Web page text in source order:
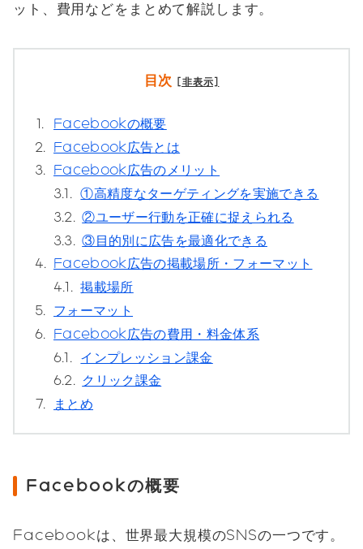
ット、費用などをまとめて解説します。
目次 [非表示]
1.
Facebookの概要
2.
Facebook広告とは
3.
Facebook広告のメリット
3.1.
①高精度なターゲティングを実施できる
3.2. ②ユーザー行動を正確に捉えられる
3.3. ③目的別に広告を最適化できる
4.
Facebook広告の掲載場所・フォーマット
4.1.
掲載場所
5.
フォーマット
6.
Facebook広告の費用・料金体系
6.1.
インプレッション課金
6.2. クリック課金
7.
まとめ
Facebookの概要
Facebookは、世界最大規模のSNSの一つです。